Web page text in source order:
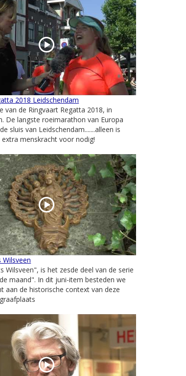
2018 Leidschendam
van de Ringvaart Regatta 2018, in
De langste roeimarathon van Europa
sluis van Leidschendam.......alleen is
menskracht voor nodig!
Wilsveen", is het zesde deel van de serie
maand". In dit juni-item besteden we
aan de historische context van deze